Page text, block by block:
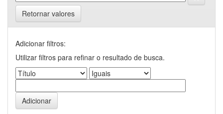
Retornar valores
Adicionar filtros:
Utilizar filtros para refinar o resultado de busca.